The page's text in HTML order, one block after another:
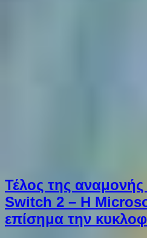
Τέλος της
Switch 2 – Η
επίσημα την